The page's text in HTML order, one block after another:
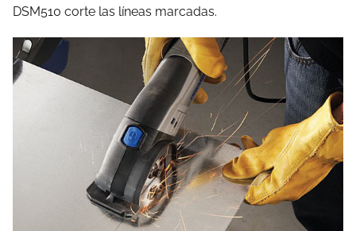
DSM510 corte las líneas marcadas.